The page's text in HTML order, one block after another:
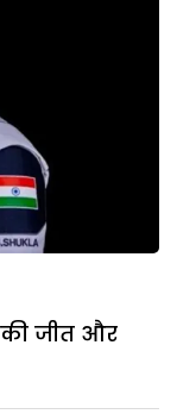
की जीत और